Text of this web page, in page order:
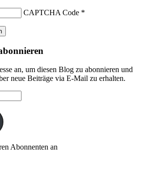
CAPTCHA Code *
an, um diesen Blog zu abonnieren und
neue Beiträge via E-Mail zu erhalten.
Abonnenten an